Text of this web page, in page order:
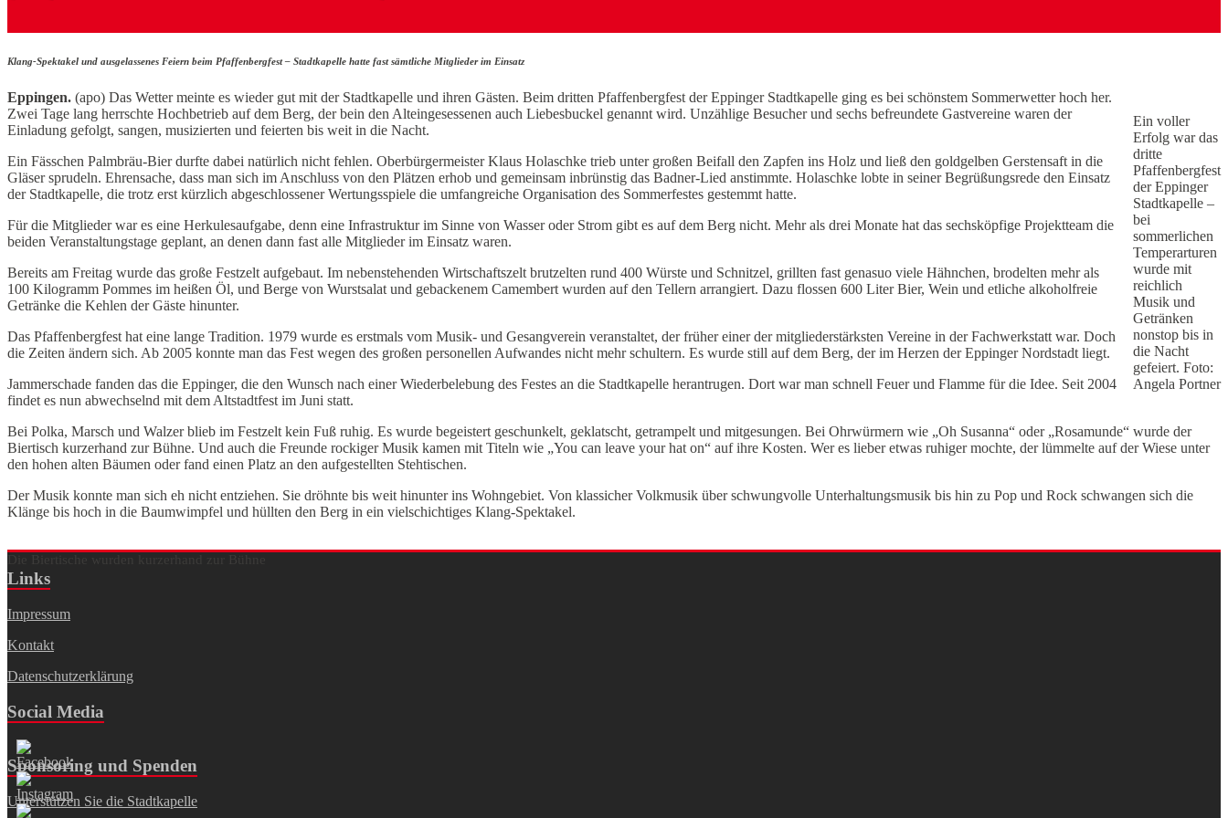
Klang-Spektakel und ausgelassenes Feiern beim Pfaffenbergfest – Stadtkapelle hatte fast sämtliche Mitglieder im Einsatz
Ein voller
Erfolg war das
dritte
Pfaffenbergfest
der Eppinger
Stadtkapelle –
bei
sommerlichen
Temperarturen
wurde mit
reichlich
Musik und
Getränken
nonstop bis in
die Nacht
gefeiert. Foto:
Angela Portner
Eppingen. (apo) Das Wetter meinte es wieder gut mit der Stadtkapelle und ihren Gästen. Beim dritten Pfaffenbergfest der Eppinger Stadtkapelle ging es bei schönstem Sommerwetter hoch her.
Zwei Tage lang herrschte Hochbetrieb auf dem Berg, der bein den Alteingesessenen auch Liebesbuckel genannt wird. Unzählige Besucher und sechs befreundete Gastvereine waren der
Einladung gefolgt, sangen, musizierten und feierten bis weit in die Nacht.
Ein Fässchen Palmbräu-Bier durfte dabei natürlich nicht fehlen. Oberbürgermeister Klaus Holaschke trieb unter großen Beifall den Zapfen ins Holz und ließ den goldgelben Gerstensaft in die
Gläser sprudeln. Ehrensache, dass man sich im Anschluss von den Plätzen erhob und gemeinsam inbrünstig das Badner-Lied anstimmte. Holaschke lobte in seiner Begrüßungsrede den Einsatz
der Stadtkapelle, die trotz erst kürzlich abgeschlossener Wertungsspiele die umfangreiche Organisation des Sommerfestes gestemmt hatte.
Für die Mitglieder war es eine Herkulesaufgabe, denn eine Infrastruktur im Sinne von Wasser oder Strom gibt es auf dem Berg nicht. Mehr als drei Monate hat das sechsköpfige Projektteam die
beiden Veranstaltungstage geplant, an denen dann fast alle Mitglieder im Einsatz waren.
Bereits am Freitag wurde das große Festzelt aufgebaut. Im nebenstehenden Wirtschaftszelt brutzelten rund 400 Würste und Schnitzel, grillten fast genasuo viele Hähnchen, brodelten mehr als
100 Kilogramm Pommes im heißen Öl, und Berge von Wurstsalat und gebackenem Camembert wurden auf den Tellern arrangiert. Dazu flossen 600 Liter Bier, Wein und etliche alkoholfreie
Getränke die Kehlen der Gäste hinunter.
Das Pfaffenbergfest hat eine lange Tradition. 1979 wurde es erstmals vom Musik- und Gesangverein veranstaltet, der früher einer der mitgliederstärksten Vereine in der Fachwerkstatt war. Doch
die Zeiten ändern sich. Ab 2005 konnte man das Fest wegen des großen personellen Aufwandes nicht mehr schultern. Es wurde still auf dem Berg, der im Herzen der Eppinger Nordstadt liegt.
Jammerschade fanden das die Eppinger, die den Wunsch nach einer Wiederbelebung des Festes an die Stadtkapelle herantrugen. Dort war man schnell Feuer und Flamme für die Idee. Seit 2004
findet es nun abwechselnd mit dem Altstadtfest im Juni statt.
Bei Polka, Marsch und Walzer blieb im Festzelt kein Fuß ruhig. Es wurde begeistert geschunkelt, geklatscht, getrampelt und mitgesungen. Bei Ohrwürmern wie „Oh Susanna“ oder „Rosamunde“ wurde der
Biertisch kurzerhand zur Bühne. Und auch die Freunde rockiger Musik kamen mit Titeln wie „You can leave your hat on“ auf ihre Kosten. Wer es lieber etwas ruhiger mochte, der lümmelte auf der Wiese unter
den hohen alten Bäumen oder fand einen Platz an den aufgestellten Stehtischen.
Der Musik konnte man sich eh nicht entziehen. Sie dröhnte bis weit hinunter ins Wohngebiet. Von klassicher Volkmusik über schwungvolle Unterhaltungsmusik bis hin zu Pop und Rock schwangen sich die
Klänge bis hoch in die Baumwimpfel und hüllten den Berg in ein vielschichtiges Klang-Spektakel.
Die Biertische wurden kurzerhand zur Bühne
Links
Impressum
Kontakt
Datenschutzerklärung
Social Media
Sponsoring und Spenden
Unterstützen Sie die Stadtkapelle